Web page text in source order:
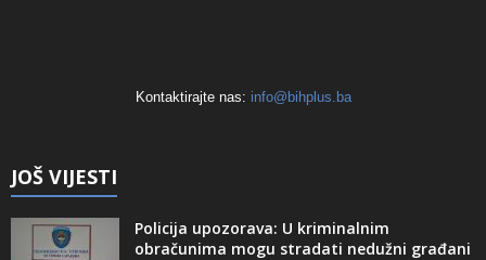
Kontaktirajte nas: info@bihplus.ba
JOŠ VIJESTI
Policija upozorava: U kriminalnim
obračunima mogu stradati nedužni građani